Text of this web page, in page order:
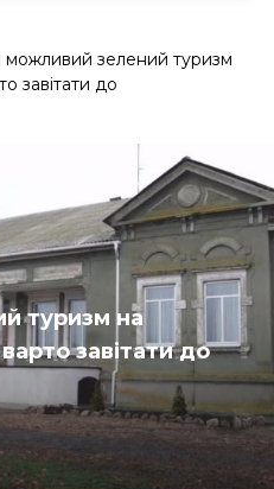
зелений туризм
завітати до
туризм на
завітати до